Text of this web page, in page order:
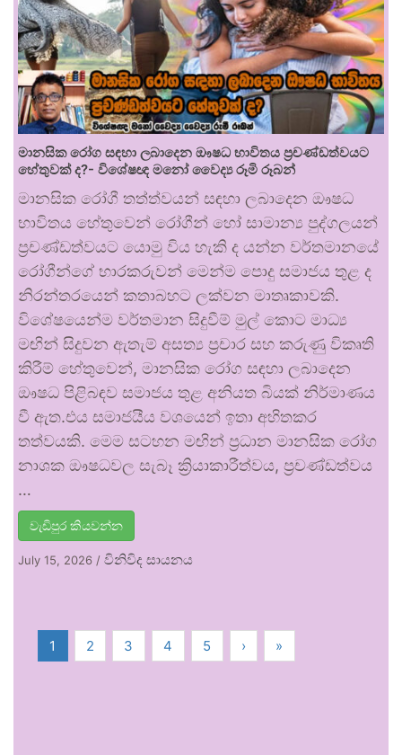
මානසික රෝග සඳහා ලබාදෙන ඖෂධ භාවිතය ප්‍රචණ්ඩත්වයට
හේතුවක් ද?- විශේෂඥ මනෝ වෛද්‍ය රූමි රූබන්
මානසික රෝගී තත්ත්වයන් සඳහා ලබාදෙන ඖෂධ
භාවිතය හේතුවෙන් රෝගීන් හෝ සාමාන්‍ය පුද්ගලයන්
ප්‍රචණ්ඩත්වයට යොමු විය හැකි ද යන්න වර්තමානයේ
රෝගීන්ගේ භාරකරුවන් මෙන්ම පොදු සමාජය තුළ ද
නිරන්තරයෙන් කතාබහට ලක්වන මාතෘකාවකි.
විශේෂයෙන්ම වර්තමාන සිදුවීම් මුල් කොට මාධ්‍ය
මඟින් සිදුවන ඇතැම් අසත්‍ය ප්‍රචාර සහ කරුණු විකෘති
කිරීම් හේතුවෙන්, මානසික රෝග සඳහා ලබාදෙන
ඖෂධ පිළිබඳව සමාජය තුළ අනියත බියක් නිර්මාණය
වී ඇත.එය සමාජයීය වශයෙන් ඉතා අහිතකර
තත්වයකි. මෙම සටහන මඟින් ප්‍රධාන මානසික රෝග
නාශක ඖෂධවල සැබෑ ක්‍රියාකාරීත්වය, ප්‍රචණ්ඩත්වය
…
වැඩිපුර කියවන්න
July 15, 2026 / විනිවිද සායනය
1 2 3 4 5 › »